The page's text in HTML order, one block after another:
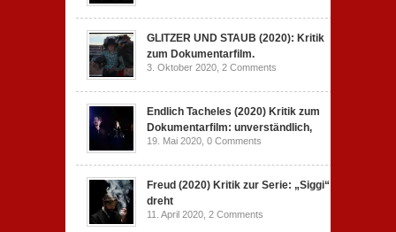
GLITZER UND STAUB (2020): Kritik
zum Dokumentarfilm.
3. Oktober 2020, 2 Comments
Endlich Tacheles (2020) Kritik zum
Dokumentarfilm: unverständlich,
19. Mai 2020, 0 Comments
Freud (2020) Kritik zur Serie: „Siggi“
dreht
11. April 2020, 2 Comments